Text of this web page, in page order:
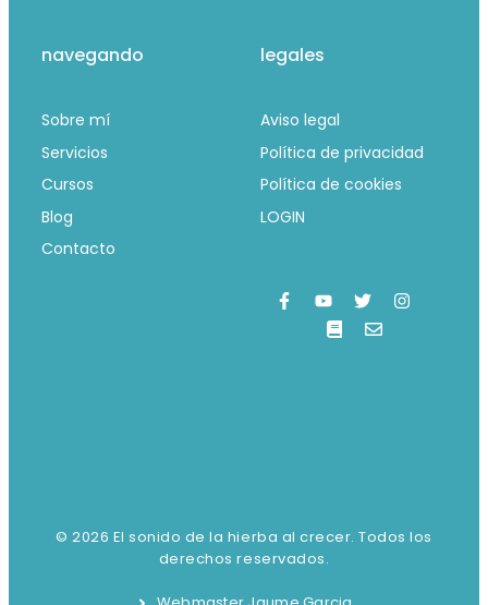
navegando
Sobre mí
Servicios
Cursos
Blog
Contacto
legales
Aviso legal
Política de privacidad
Política de cookies
LOGIN
© 2026 El sonido de la hierba al crecer. Todos los
derechos reservados.